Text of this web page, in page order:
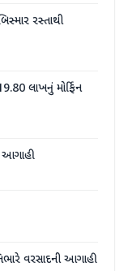
રસ્તાથી
લાખનું મોર્ફિન
આગાહી
વરસાદની આગાહી